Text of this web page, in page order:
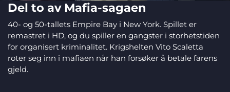
Del to av Mafia-sagaen
40- og 50-tallets Empire Bay i New York. Spillet er
remastret i HD, og du spiller en gangster i storhetstiden
for organisert kriminalitet. Krigshelten Vito Scaletta
roter seg inn i mafiaen når han forsøker å betale farens
gjeld.